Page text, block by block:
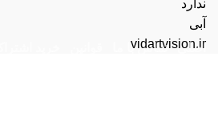
ندارد
آبی
vidartvision.ir
اصلی
تماس با ما